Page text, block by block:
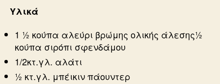
Υλικά
1 ½ κούπα αλεύρι βρώμης ολικής άλεσης½
κούπα σιρόπι σφενδάμου
1/2κτ.γλ. αλάτι
½ κτ.γλ. μπέικιν πάουντερ